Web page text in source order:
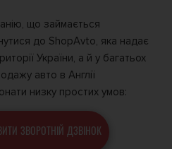
що займається
до ShopAvto, яка надає
України, а й у багатьох
авто в Англії
низку простих умов:
ЗВОРОТНІЙ ДЗВІНОК